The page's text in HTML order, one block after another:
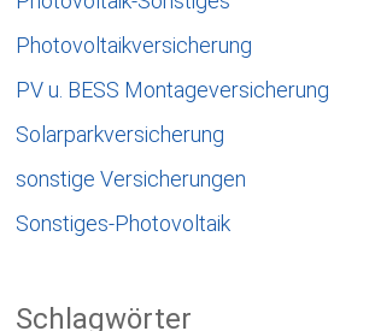
Photovoltaikversicherung
PV u. BESS Montageversicherung
Solarparkversicherung
sonstige Versicherungen
Sonstiges-Photovoltaik
Schlagwörter